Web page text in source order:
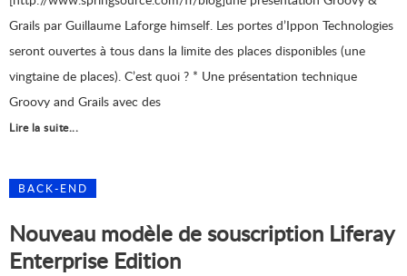
Grails par Guillaume Laforge himself. Les portes d’Ippon Technologies
seront ouvertes à tous dans la limite des places disponibles (une
vingtaine de places). C’est quoi ? * Une présentation technique
Groovy and Grails avec des
Lire la suite...
BACK-END
Nouveau modèle de souscription Liferay
Enterprise Edition